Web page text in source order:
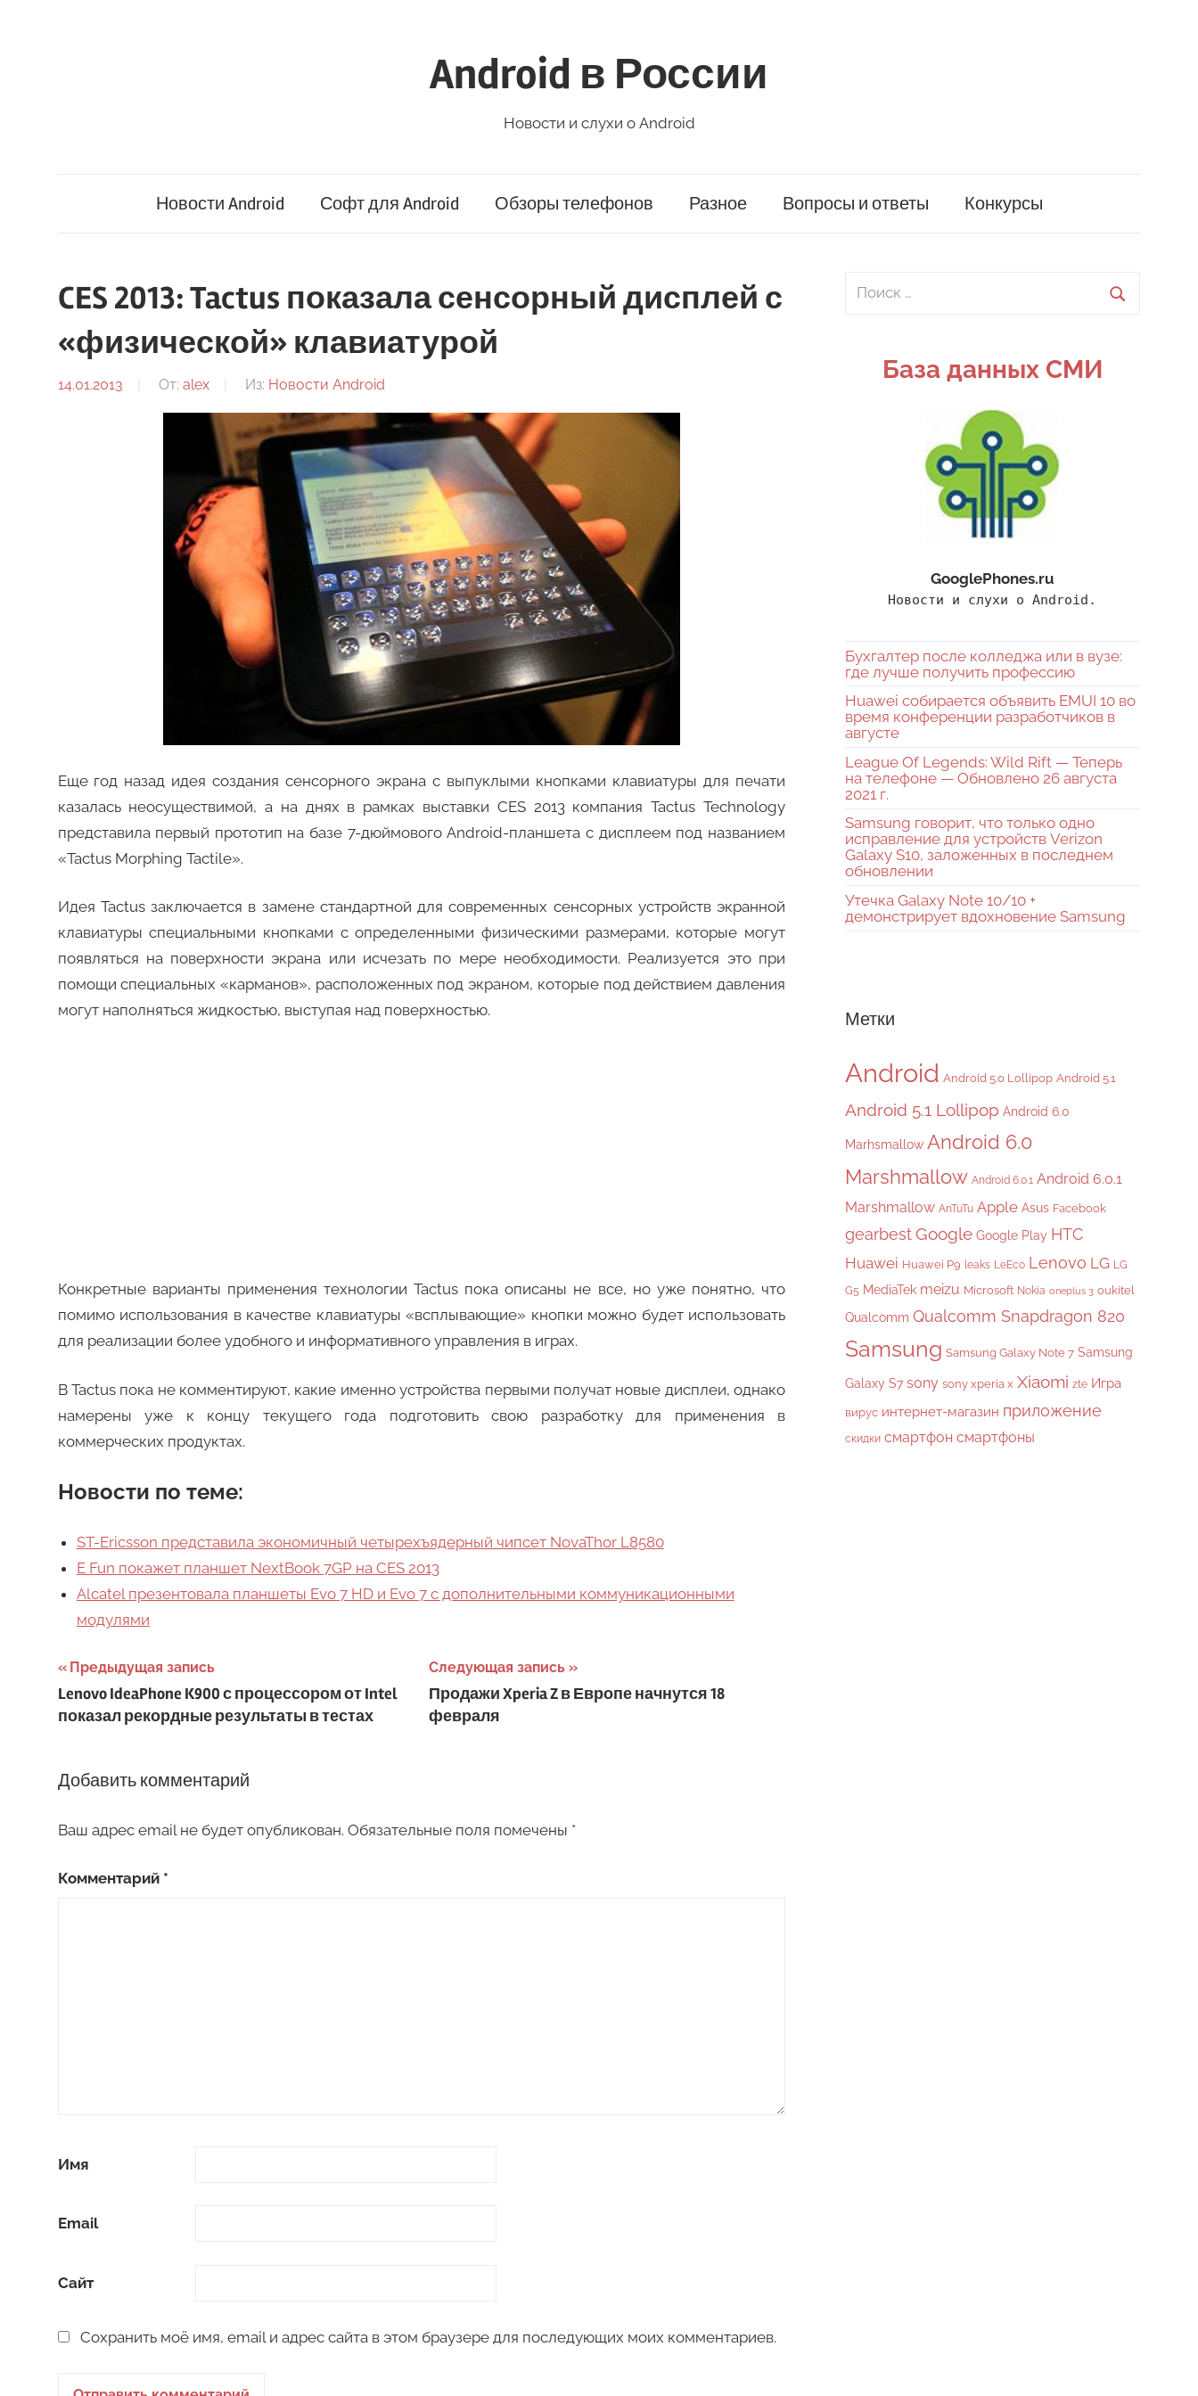
Android в России
Новости и слухи о Android
Новости Android Софт для Android Обзоры телефонов Разное Вопросы и ответы Конкурсы
CES 2013: Tactus показала сенсорный дисплей с
«физической» клавиатурой
14.01.2013 От: alex Из: Новости Android
Еще год назад идея создания сенсорного экрана с выпуклыми кнопками клавиатуры для печати
казалась неосуществимой, а на днях в рамках выставки CES 2013 компания Tactus Technology
представила первый прототип на базе 7-дюймового Android-планшета с дисплеем под названием
«Tactus Morphing Tactile».
Идея Tactus заключается в замене стандартной для современных сенсорных устройств экранной
клавиатуры специальными кнопками с определенными физическими размерами, которые могут
появляться на поверхности экрана или исчезать по мере необходимости. Реализуется это при
помощи специальных «карманов», расположенных под экраном, которые под действием давления
могут наполняться жидкостью, выступая над поверхностью.
Конкретные варианты применения технологии Tactus пока описаны не все, но уже понятно, что
помимо использования в качестве клавиатуры «всплывающие» кнопки можно будет использовать
для реализации более удобного и информативного управления в играх.
В Tactus пока не комментируют, какие именно устройства первыми получат новые дисплеи, однако
намерены уже к концу текущего года подготовить свою разработку для применения в
коммерческих продуктах.
Новости по теме:
ST-Ericsson представила экономичный четырехъядерный чипсет NovaThor L8580
E Fun покажет планшет NextBook 7GP на CES 2013
Alcatel презентовала планшеты Evo 7 HD и Evo 7 с дополнительными коммуникационными
модулями
Навигация
по
Предыдущая запись
Lenovo IdeaPhone K900 с процессором от Intel
показал рекордные результаты в тестах
Следующая запись
Продажи Xperia Z в Европе начнутся 18
февраля
Добавить комментарий
Ваш адрес email не будет опубликован. Обязательные поля помечены *
Комментарий *
Имя
Email
Сайт
Сохранить моё имя, email и адрес сайта в этом браузере для последующих моих комментариев.
Поиск
База данных СМИ
GooglePhones.ru
Новости и слухи о Android.
Бухгалтер после колледжа или в вузе:
где лучше получить профессию
Huawei собирается объявить EMUI 10 во
время конференции разработчиков в
августе
League Of Legends: Wild Rift — Теперь
на телефоне — Обновлено 26 августа
2021 г.
Samsung говорит, что только одно
исправление для устройств Verizon
Galaxy S10, заложенных в последнем
обновлении
Утечка Galaxy Note 10/10 +
демонстрирует вдохновение Samsung
Метки
Android Android 5.0 Lollipop Android 5.1
Android 5.1 Lollipop Android 6.0
Marhsmallow Android 6.0
Marshmallow Android 6.0.1 Android 6.0.1
Marshmallow AnTuTu Apple Asus Facebook
gearbestGoogle Google Play HTC
Huawei Huawei P9 leaks LeEco Lenovo LG LG
G5 MediaTek meizu Microsoft Nokia oneplus 3 oukitel
Qualcomm Qualcomm Snapdragon 820
Samsung Samsung Galaxy Note 7 Samsung
Galaxy S7 sony sony xperia x Xiaomi zte Игра
вирус интернет-магазин приложение
скидки смартфон смартфоны